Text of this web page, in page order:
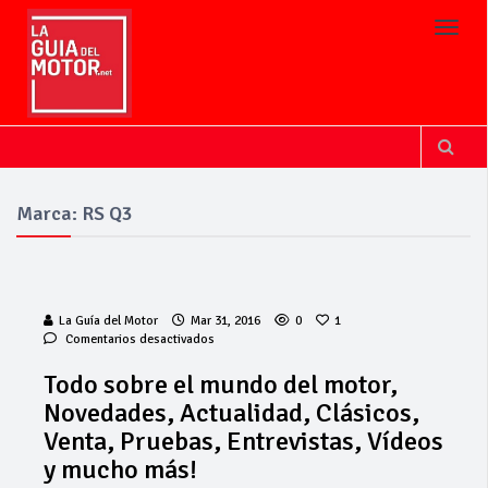
Marca: RS Q3
La Guía del Motor Mar 31, 2016 0
1
Comentarios desactivados
el
mundo
del
motor,
Todo sobre el mundo del motor,
Novedades, Actualidad, Clásicos,
Venta, Pruebas, Entrevistas, Vídeos
y mucho más!
Cárnicas El
Alcazar,